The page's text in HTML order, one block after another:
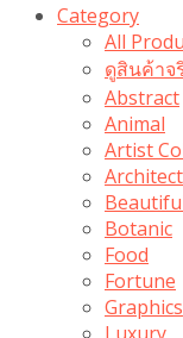
Category
All
ดูสินค้าจ
Abstract
Animal
Artist
Botanic
Food
Fortune
Graphics
Luxury